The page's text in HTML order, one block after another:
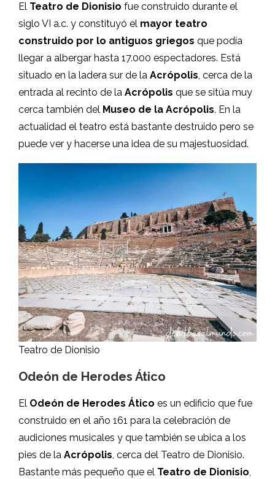
El Teatro de Dionisio fue construido durante el
siglo VI a.c. y constituyó el mayor teatro
construido por lo antiguos griegos que podía
llegar a albergar hasta 17.000 espectadores. Está
situado en la ladera sur de la Acrópolis, cerca de la
entrada al recinto de la Acrópolis que se sitúa muy
cerca también del Museo de la Acrópolis. En la
actualidad el teatro está bastante destruido pero se
puede ver y hacerse una idea de su majestuosidad.
Teatro de Dionisio
Odeón de Herodes Ático
El Odeón de Herodes Ático es un edificio que fue
construido en el año 161 para la celebración de
audiciones musicales y que también se ubica a los
pies de la Acrópolis, cerca del Teatro de Dionisio.
Bastante más pequeño que el Teatro de Dionisio,